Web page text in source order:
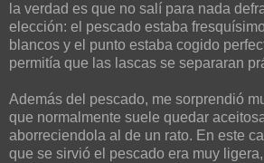
la verdad es que no salí para nada
elección: el pescado estaba
blancos y el punto estaba cogido
permitía que las lascas se separaran
Además del pescado, me sorprendió
que normalmente suele quedar
aborreciendola al de un rato. En este
que se sirvió el pescado era muy